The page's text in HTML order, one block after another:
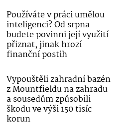
Používáte v práci umělou
inteligenci? Od srpna
budete povinni její využití
přiznat, jinak hrozí
finanční postih
Vypouštěli zahradní bazén
z Mountfieldu na zahradu
a sousedům způsobili
škodu ve výši 150 tisíc
korun